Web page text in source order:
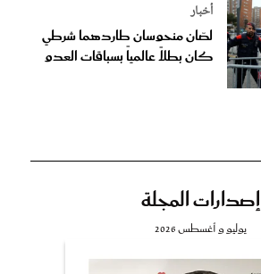
أخبار
لصّان منحوسان طاردهما شرطي
كان بطلاً عالمياً بسباقات العدو
إصدارات المجلة
يوليو و أغسطس 2026